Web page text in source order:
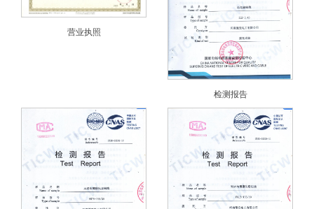
营业执照
检测报告